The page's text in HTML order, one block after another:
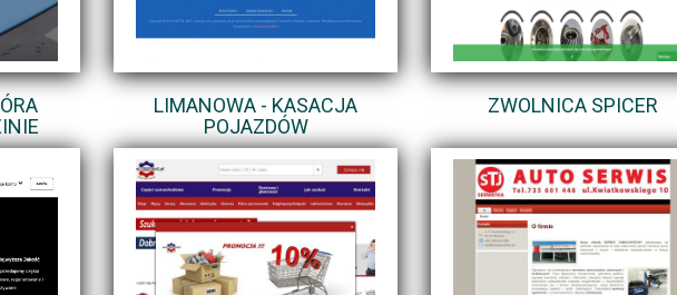
LIMANOWA - KASACJA
POJAZDÓW
ZWOLNICA SPICER